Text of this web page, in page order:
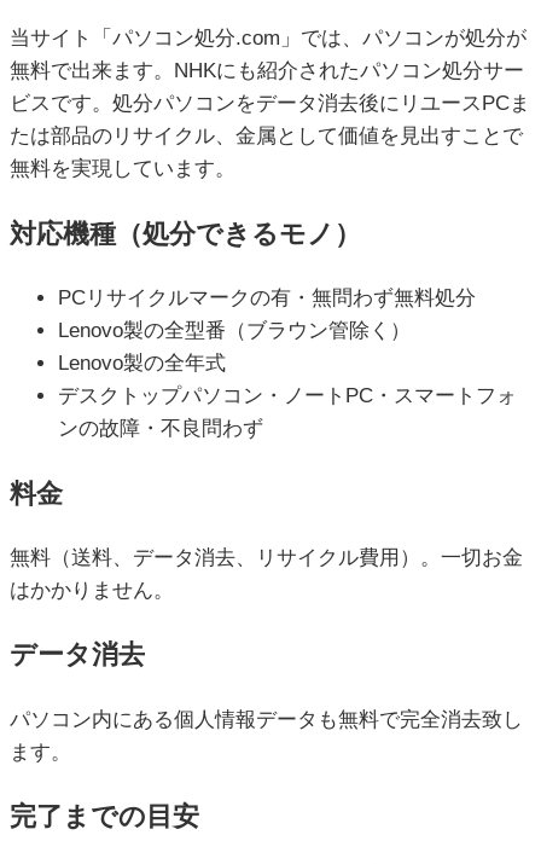
当サイト「パソコン処分.com」では、パソコンが処分が
無料で出来ます。NHKにも紹介されたパソコン処分サー
ビスです。処分パソコンをデータ消去後にリユースPCま
たは部品のリサイクル、金属として価値を見出すことで
無料を実現しています。
対応機種（処分できるモノ）
PCリサイクルマークの有・無問わず無料処分
Lenovo製の全型番（ブラウン管除く）
Lenovo製の全年式
デスクトップパソコン・ノートPC・スマートフォ
ンの故障・不良問わず
料金
無料（送料、データ消去、リサイクル費用）。一切お金
はかかりません。
データ消去
パソコン内にある個人情報データも無料で完全消去致し
ます。
完了までの目安